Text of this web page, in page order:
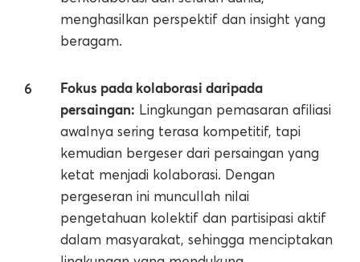
menghasilkan perspektif dan insight yang
beragam.
Fokus pada kolaborasi daripada
persaingan: Lingkungan pemasaran afiliasi
awalnya sering terasa kompetitif, tapi
kemudian bergeser dari persaingan yang
ketat menjadi kolaborasi. Dengan
pergeseran ini muncullah nilai
pengetahuan kolektif dan partisipasi aktif
dalam masyarakat, sehingga menciptakan